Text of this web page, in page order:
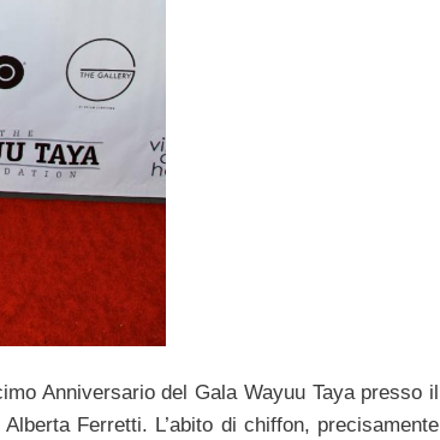
Anniversario del Gala Wayuu Taya presso il
Ferretti. L’abito di chiffon, precisamente